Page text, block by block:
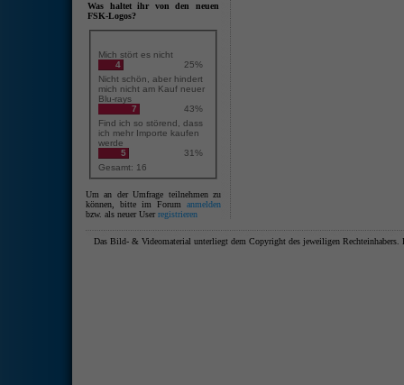
Was haltet ihr von den neuen
FSK-Logos?
Mich stört es nicht
4
25%
Nicht schön, aber hindert
mich nicht am Kauf neuer
Blu-rays
7
43%
Find ich so störend, dass
ich mehr Importe kaufen
werde
5
31%
Gesamt: 16
Um an der Umfrage teilnehmen zu
können, bitte im Forum anmelden
bzw. als neuer Userregistrieren
Das Bild- & Videomaterial unterliegt dem Copyright des jeweiligen